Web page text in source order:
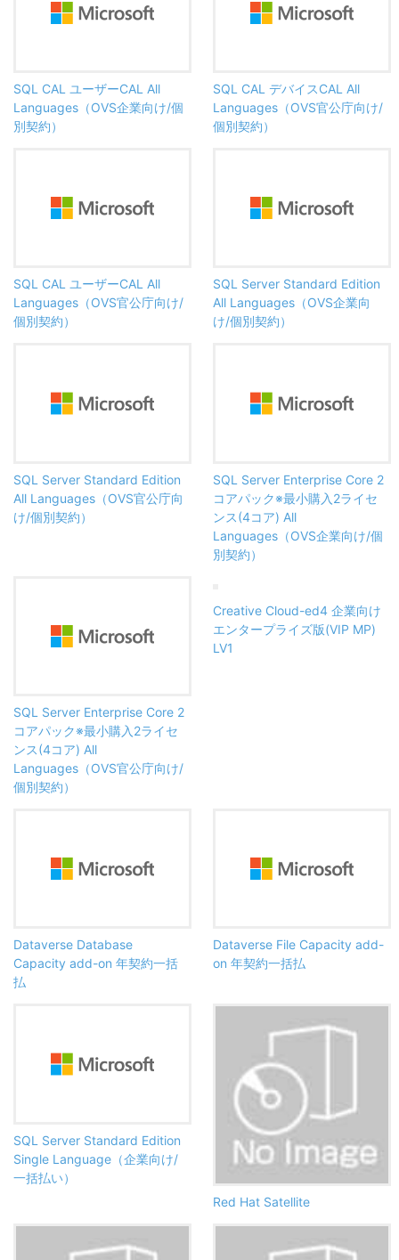
SQL CAL ユーザーCAL All
Languages（OVS企業向け/個
別契約）
SQL CAL デバイスCAL All
Languages（OVS官公庁向け/
個別契約）
SQL CAL ユーザーCAL All
Languages（OVS官公庁向け/
個別契約）
SQL Server Standard Edition
All Languages（OVS企業向
け/個別契約）
SQL Server Standard Edition
All Languages（OVS官公庁向
け/個別契約）
SQL Server Enterprise Core 2
コアパック※最小購入2ライセ
ンス(4コア) All
Languages（OVS企業向け/個
別契約）
SQL Server Enterprise Core 2
コアパック※最小購入2ライセ
ンス(4コア) All
Languages（OVS官公庁向け/
個別契約）
Creative Cloud-ed4 企業向け
エンタープライズ版(VIP MP)
LV1
Dataverse Database
Capacity add-on 年契約一括
払
Dataverse File Capacity add-
on 年契約一括払
SQL Server Standard Edition
Single Language（企業向け/
一括払い）
Red Hat Satellite